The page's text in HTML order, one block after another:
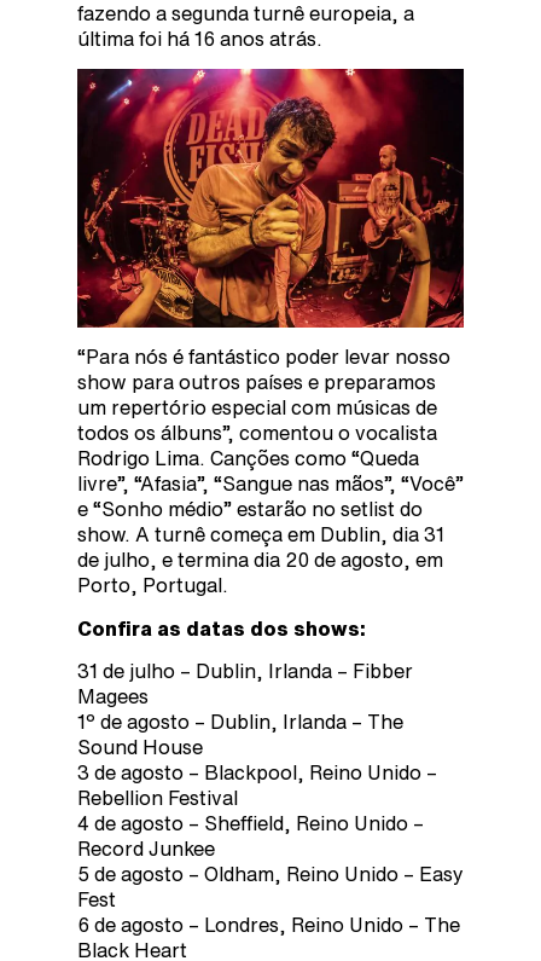
fazendo a segunda turnê europeia, a
última foi há 16 anos atrás.
“Para nós é fantástico poder levar nosso
show para outros países e preparamos
um repertório especial com músicas de
todos os álbuns”, comentou o vocalista
Rodrigo Lima. Canções como “Queda
livre”, “Afasia”, “Sangue nas mãos”, “Você”
e “Sonho médio” estarão no setlist do
show. A turnê começa em Dublin, dia 31
de julho, e termina dia 20 de agosto, em
Porto, Portugal.
Confira as datas dos shows:
31 de julho – Dublin, Irlanda – Fibber
Magees
1º de agosto – Dublin, Irlanda – The
Sound House
3 de agosto – Blackpool, Reino Unido –
Rebellion Festival
4 de agosto – Sheffield, Reino Unido –
Record Junkee
5 de agosto – Oldham, Reino Unido – Easy
Fest
6 de agosto – Londres, Reino Unido – The
Black Heart